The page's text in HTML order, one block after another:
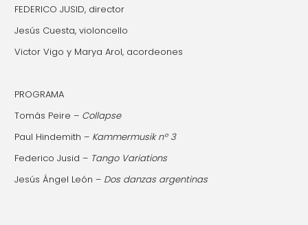
FEDERICO JUSID, director
Jesús Cuesta, violoncello
Victor Vigo y Marya Arol, acordeones
PROGRAMA
Tomás Peire – Collapse
Paul Hindemith – Kammermusik nº 3
Federico Jusid – Tango Variations
Jesús Ángel León – Dos danzas argentinas